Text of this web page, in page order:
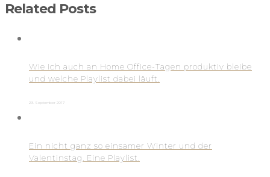
Related Posts
Wie ich auch an Home Office-Tagen produktiv bleibe
und welche Playlist dabei läuft.
29. September 2017
Ein nicht ganz so einsamer Winter und der
Valentinstag. Eine Playlist.